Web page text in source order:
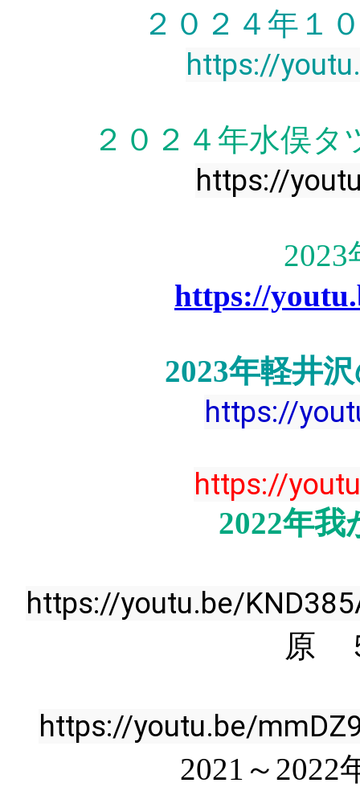
２０２４年１
https://
２０２４年水俣
https://
2023
https://
2023年軽井
https://
https://
2022年
https://youtu.be/
原
https://youtu.be/
2021～